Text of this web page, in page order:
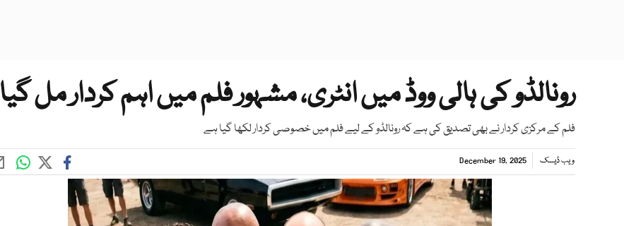
رونالڈو کی ہالی ووڈ میں انٹری، مشہور فلم میں اہم کردار مل گیا
فلم کے مرکزی کردار نے بھی تصدیق کی ہے کہ رونالڈو کے لیے فلم میں خصوصی کردار لکھا گیا ہے
ویب ڈیسک December 19, 2025